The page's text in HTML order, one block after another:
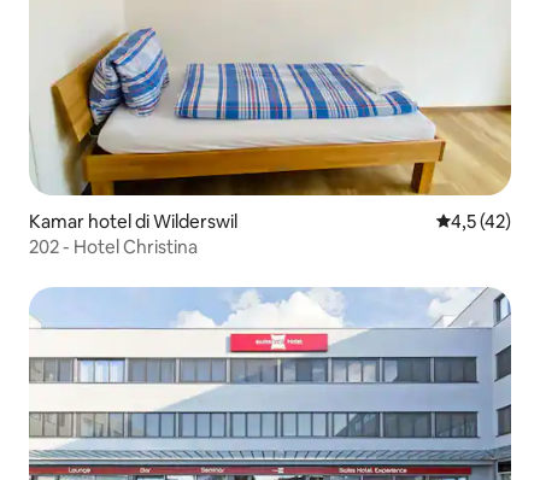
Kamar hotel di Wilderswil Nilai rata-
4,5 (42)
202 - Hotel Christina